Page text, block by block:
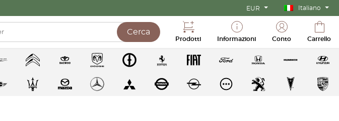
EUR Italiano
Cerca
Prodotti Informazioni Conto Carrello